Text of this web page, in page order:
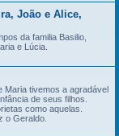
João e Alice,
da familia Basilio,
e Lúcia.
Maria tivemos a agradável
de seus filhos.
como aquelas.
o Geraldo.